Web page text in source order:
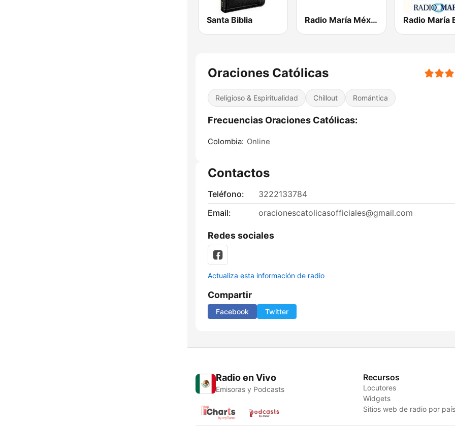
Santa Biblia Radio María México
Oraciones Católicas
Religioso & Espiritualidad Chillout Romántica
Frecuencias Oraciones Católicas:
Colombia: Online
Contactos
Teléfono:
3222133784
Email:
oracionescatolicasofficiales@gmail.com
Redes sociales
Actualiza esta información de radio
Compartir
Facebook Twitter
Radio en Vivo
Emisoras y Podcasts
Recursos
Locutores
Widgets
Sitios web de radio por